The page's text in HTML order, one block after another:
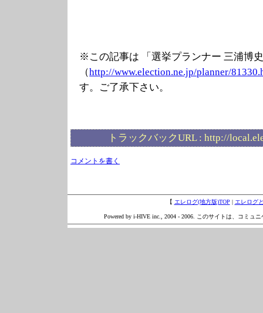
※この記事は 「選挙プランナー 三浦博
（http://www.election.ne.jp/planner/
す。ご了承下さい。
トラックバックURL : http://
コメントを書く
【 エレログ(地方版)TOP | エレログ
Powered by i-HIVE inc., 2004 - 2006. このサイトは、コミュ